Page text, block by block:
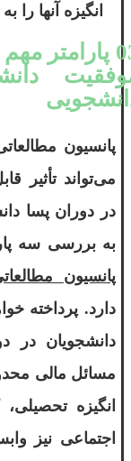
انگیزه آنها را
03 پارامتر
پانسیون
می‌تواند تأثیر
در دوران پسا
به بررسی سه
پانسیون
دارد. پرداخته
دانشجویان در
مسائل مالی
انگیزه
اجتماعی نیز